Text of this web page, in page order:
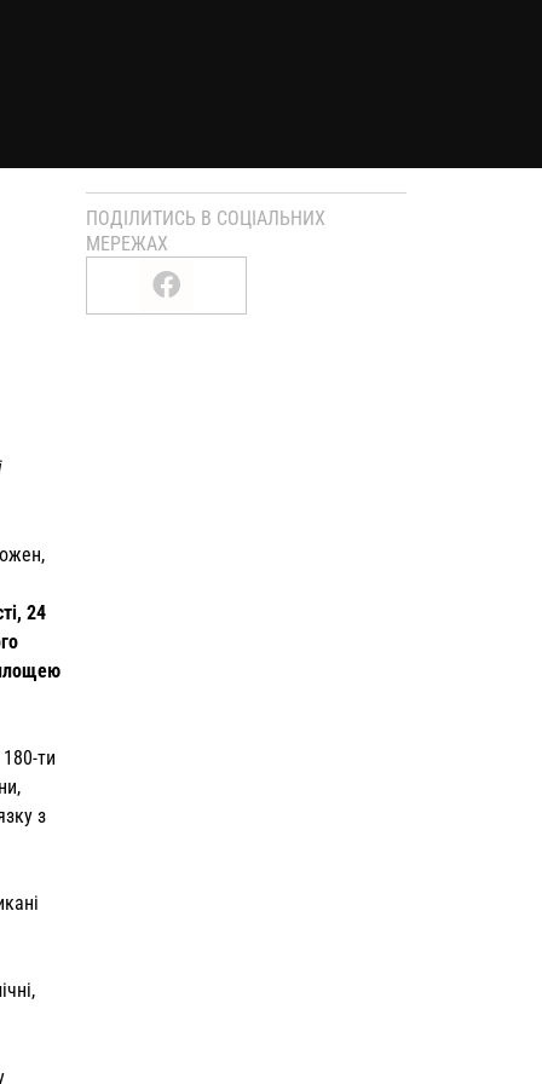
24
ти
з
ПОДІЛИТИСЬ В СОЦІАЛЬНИХ
МЕРЕЖАХ